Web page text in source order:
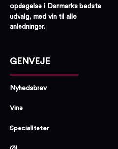
opdagelse i Danmarks bedste
udvalg, med vin til alle
anledninger.
GENVEJE
Nyhedsbrev
Vine
Specialiteter